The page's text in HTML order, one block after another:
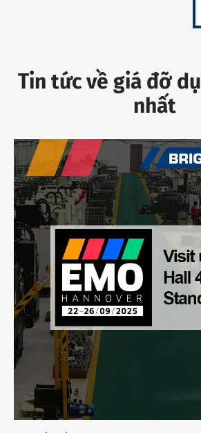
Tin tức về giá đỡ
nhất